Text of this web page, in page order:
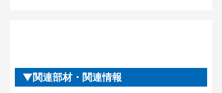
関連部材・関連情報